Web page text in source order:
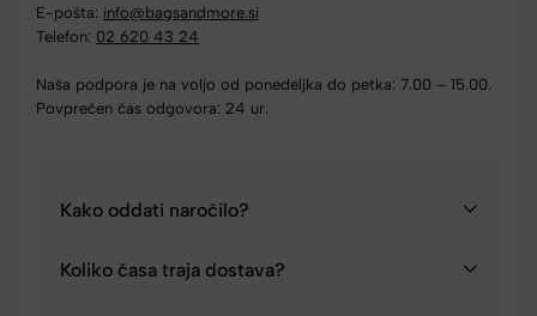
E-pošta: info@bagsandmore.si
Telefon: 02 620 43 24
Naša podpora je na voljo od ponedeljka do petka: 7.00 – 15.00.
Povprečen čas odgovora: 24 ur.
Kako oddati naročilo?
Koliko časa traja dostava?